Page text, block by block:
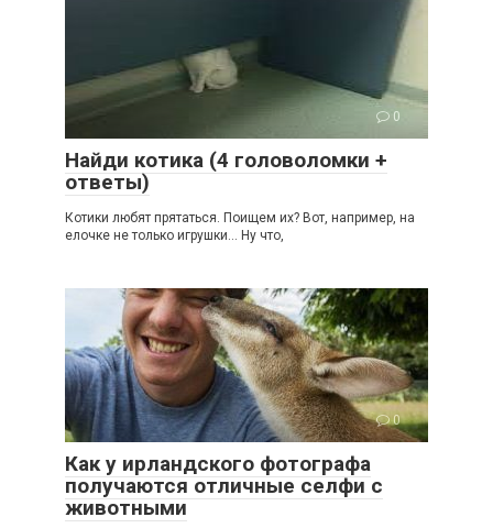
0
Найди котика (4 головоломки +
ответы)
Котики любят прятаться. Поищем их? Вот, например, на
елочке не только игрушки… Ну что,
0
Как у ирландского фотографа
получаются отличные селфи с
животными